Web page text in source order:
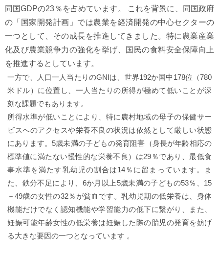
同国GDPの23％を占めています。 これを背景に、同国政府
の「国家開発計画」では農業を経済開発の中心セクターの
一つとして、その成長を推進してきました。特に農業産業
化及び農業競争力の強化を挙げ、国民の食料安全保障向上
を推進するとしています。
一方で、人口一人当たりのGNIは、世界192か国中178位（780
米ドル）に位置し、一人当たりの所得が極めて低いことが深
刻な課題でもあります。
所得水準が低いことにより、特に農村地域の母子の保健サー
ビスへのアクセスや栄養不良の状況は依然として厳しい状態
にあります。5歳未満の子どもの発育阻害（身長が年齢相応の
標準値に満たない慢性的な栄養不良）は29％であり、最低食
事水準を満たす乳幼児の割合は14％に留まっています。ま
た、鉄分不足により、6か月以上5歳未満の子どもの53％、15
－49歳の女性の32％が貧血です。乳幼児期の低栄養は、身体
機能だけでなく認知機能や学習能力の低下に繋がり、また、
妊娠可能年齢女性の低栄養は妊娠した際の胎児の発育を妨げ
る大きな要因の一つとなっています 。